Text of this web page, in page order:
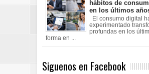
hábitos de
en los últimos
El consumo digital
experimentado
profundas en los
forma en ...
Siguenos en Facebook